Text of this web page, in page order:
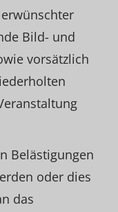
Bild- und
vorsätzlich
Belästigungen
oder dies
das